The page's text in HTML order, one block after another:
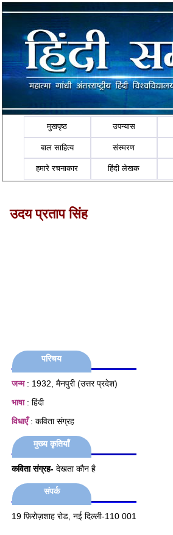
मुखपृष्ठ उपन्यास
बाल साहित्य संस्मरण
हमारे रचनाकार हिंदी लेखक
उदय प्रताप सिंह
परिचय
जन्म: 1932, मैनपुरी (उत्तर प्रदेश)
भाषा: हिंदी
विधाएँ: कविता संग्रह
मुख्य कृतियाँ
कविता संग्रह- देखता कौन है
संपर्क
19 फ़िरोज़शाह रोड, नई दिल्ली-110 001